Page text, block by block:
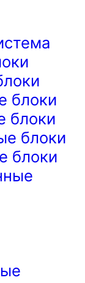
блоки
блоки
блоки
блоки